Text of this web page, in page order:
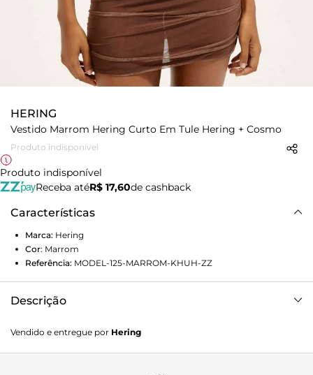
HERING
Vestido Marrom Hering Curto Em Tule Hering + Cosmo
Produto indisponível
Produto indisponível
Receba atéR$ 17,60de cashback
Características
Marca: Hering
Cor: Marrom
Referência: MODEL-125-MARROM-KHUH-ZZ
Descrição
Possui silhueta ajustada ao corpo, drapeado na lateral e
franzido em todo o corpo.HERING + COSMO: Do Rio para o
Vendido e entregue por Hering